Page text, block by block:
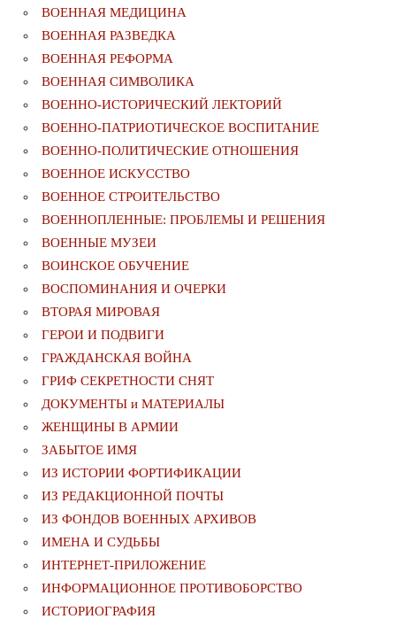
ВОЕННАЯ МЕДИЦИНА
ВОЕННАЯ РАЗВЕДКА
ВОЕННАЯ РЕФОРМА
ВОЕННАЯ СИМВОЛИКА
ВОЕННО-ИСТОРИЧЕСКИЙ ЛЕКТОРИЙ
ВОЕННО-ПАТРИОТИЧЕСКОЕ ВОСПИТАНИЕ
ВОЕННО-ПОЛИТИЧЕСКИE ОТНОШЕНИЯ
ВОЕННОЕ ИСКУССТВО
ВОЕННОЕ СТРОИТЕЛЬСТВО
ВОЕННОПЛЕННЫЕ: ПРОБЛЕМЫ И РЕШЕНИЯ
ВОЕННЫЕ МУЗЕИ
ВОИНСКОЕ ОБУЧЕНИЕ
ВОСПОМИНАНИЯ И ОЧЕРКИ
ВТОРАЯ МИРОВАЯ
ГЕРОИ И ПОДВИГИ
ГРАЖДАНСКАЯ ВОЙНА
ГРИФ СЕКРЕТНОСТИ СНЯТ
ДОКУМЕНТЫ и МАТЕРИАЛЫ
ЖЕНЩИНЫ В АРМИИ
ЗАБЫТОЕ ИМЯ
ИЗ ИСТОРИИ ФОРТИФИКАЦИИ
ИЗ РЕДАКЦИОННОЙ ПОЧТЫ
ИЗ ФОНДОВ ВОЕННЫХ АРХИВОВ
ИМЕНА И СУДЬБЫ
ИНТЕРНЕТ-ПРИЛОЖЕНИЕ
ИНФОРМАЦИОННОЕ ПРОТИВОБОРСТВО
ИСТОРИОГРАФИЯ